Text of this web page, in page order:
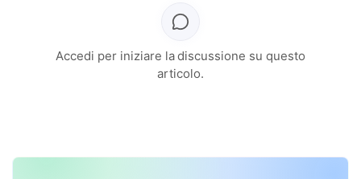
Accedi per iniziare la discussione su questo
articolo.